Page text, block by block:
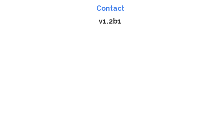
Contact
v1.2b1